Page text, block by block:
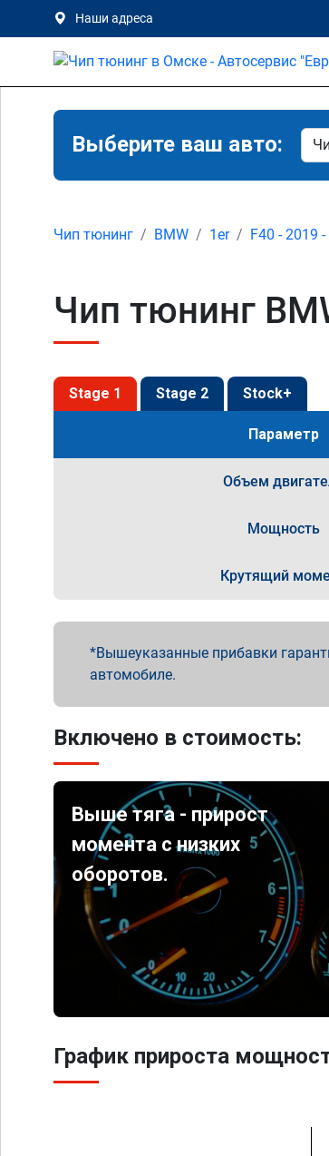
Наши адреса
Выберите ваш авто:
Чип тюнинг BMW 1er F40 - 2019 -
Чип тюнинг
Stage 1 Stage 2 Stock+
Параметр
Объем
Мощность
Крутящий
Вышеуказанные прибавки
автомобиле.
Включено в стоимость:
Выше тяга - прирост
момента с низких
оборотов.
График прироста